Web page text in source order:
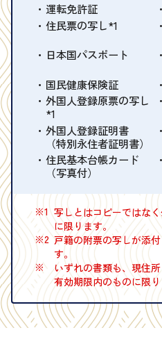
運転免許証
住民票の写し*1
日本国パスポート
国民健康保険証
外国人登録原票の写し
*1
外国人登録証明書
（特別永住者証明書）
住民基本台帳カード
（写真付）
※1 写しとはコピーではな
に限ります。
※2 戸籍の附票の写しが添
す。
※
いずれの書類も、現住
有効期限内のものに限